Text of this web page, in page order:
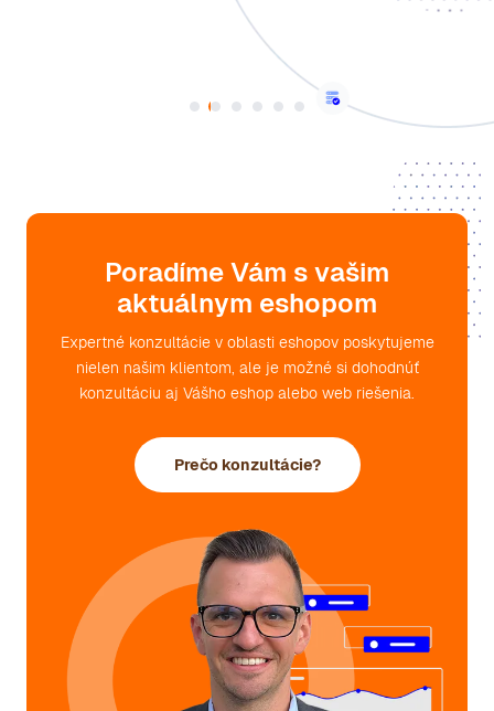
Poradíme Vám s vašim
aktuálnym eshopom
Expertné konzultácie v oblasti eshopov poskytujeme
nielen našim klientom, ale je možné si dohodnúť
konzultáciu aj Vášho eshop alebo web riešenia.
Prečo konzultácie?